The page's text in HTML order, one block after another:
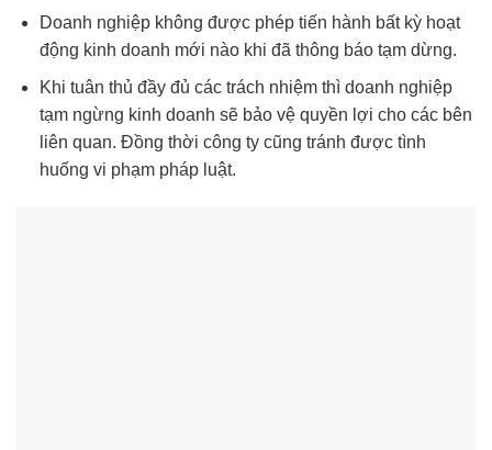
Doanh nghiệp không được phép tiến hành bất kỳ hoạt
động kinh doanh mới nào khi đã thông báo tạm dừng.
Khi tuân thủ đầy đủ các trách nhiệm thì doanh nghiệp
tạm ngừng kinh doanh sẽ bảo vệ quyền lợi cho các bên
liên quan. Đồng thời công ty cũng tránh được tình
huống vi phạm pháp luật.